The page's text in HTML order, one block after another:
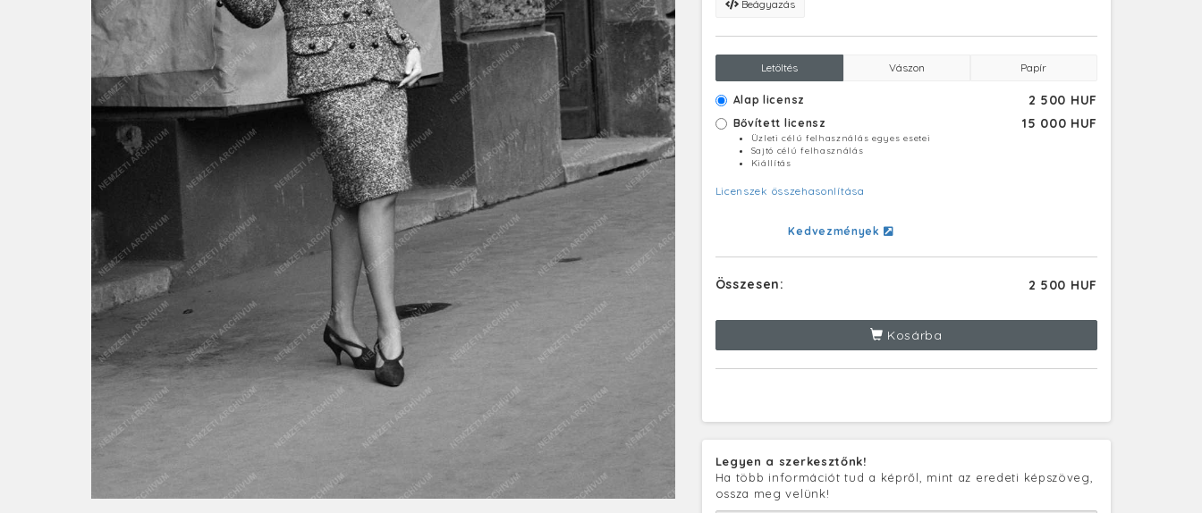
Beágyazás
Letöltés Vászon Papír
Alap licensz 2 500 HUF
Bővített licensz 15 000 HUF
Üzleti célú felhasználás egyes esetei
Sajtó célú felhasználás
Kiállítás
Licenszek összehasonlítása
Kedvezmények
Összesen: 2 500 HUF
Kosárba
Legyen a szerkesztőnk!
Ha több információt tud a képről, mint az eredeti képszöveg,
ossza meg velünk!